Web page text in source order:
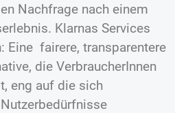
Nachfrage nach einem
Klarnas Services
Eine fairere, transparentere
die VerbraucherInnen
eng auf die sich